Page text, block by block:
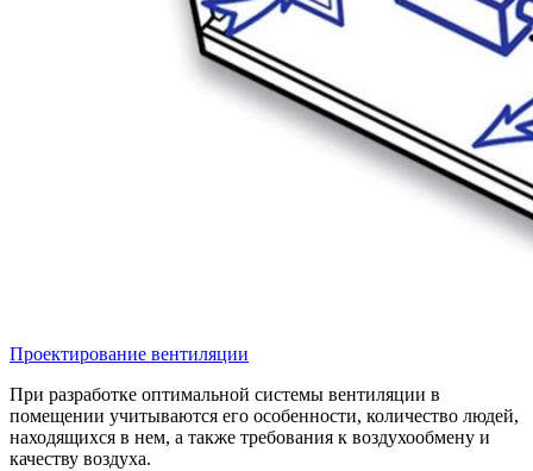
Проектирование вентиляции
При разработке оптимальной системы вентиляции в
помещении учитываются его особенности, количество людей,
находящихся в нем, а также требования к воздухообмену и
качеству воздуха.